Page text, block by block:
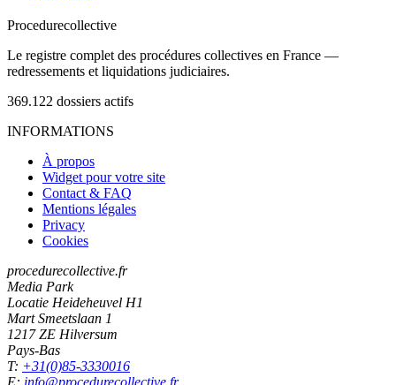
Procedurecollective
Le registre complet des procédures collectives en France —
redressements et liquidations judiciaires.
369.122 dossiers actifs
INFORMATIONS
À propos
Widget pour votre site
Contact & FAQ
Mentions légales
Privacy
Cookies
procedurecollective.fr
Media Park
Locatie Heideheuvel H1
Mart Smeetslaan 1
1217 ZE Hilversum
Pays-Bas
T: +31(0)85-3330016
E: info@procedurecollective.fr